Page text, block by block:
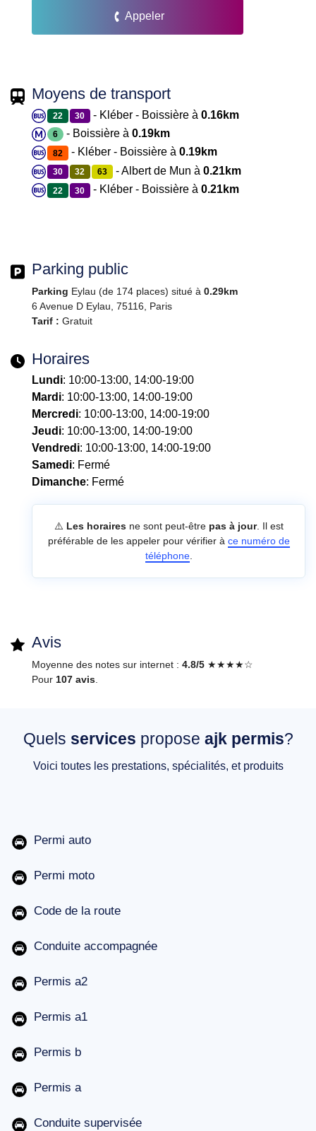
Appeler
Moyens de transport
22 30 - Kléber - Boissière à0.16km
6 - Boissière à 0.19km
82 - Kléber - Boissière à 0.19km
30 32 63 - Albert de Mun à 0.21km
22 30 - Kléber - Boissière à0.21km
Parking public
Parking Eylau (de 174 places) situé à 0.29km
6 Avenue D Eylau, 75116, Paris
Tarif : Gratuit
Horaires
Lundi: 10:00-13:00, 14:00-19:00
Mardi: 10:00-13:00, 14:00-19:00
Mercredi: 10:00-13:00, 14:00-19:00
Jeudi: 10:00-13:00, 14:00-19:00
Vendredi: 10:00-13:00, 14:00-19:00
Samedi: Fermé
Dimanche: Fermé
⚠️ Les horairesne sont peut-être pas à jour. Il est
préférable de les appeler pour vérifier à ce numéro de
téléphone.
Avis
Moyenne des notes sur internet : 4.8/5 ★★★★☆
Pour 107 avis
Quels services propose ajk permis?
Voici toutes les prestations, spécialités, et produits
Permi auto
Permi moto
Code de la route
Conduite accompagnée
Permis a2
Permis a1
Permis b
Permis a
Conduite supervisée